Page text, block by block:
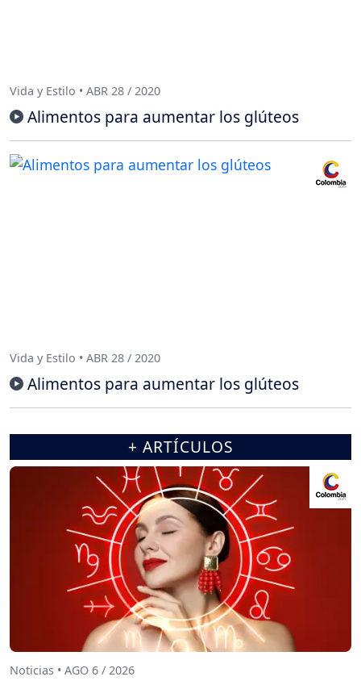
Vida y Estilo • ABR 28 / 2020
Alimentos para aumentar los glúteos
Vida y Estilo • ABR 28 / 2020
Alimentos para aumentar los glúteos
+ ARTÍCULOS
Noticias • AGO 6 / 2026